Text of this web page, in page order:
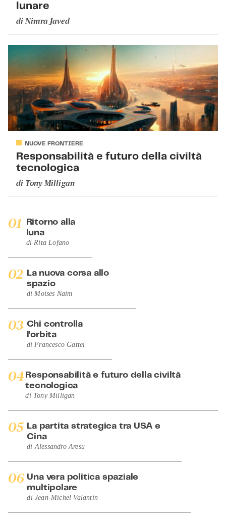
lunare
di Nimra Javed
NUOVE FRONTIERE
Responsabilità e futuro della civiltà
tecnologica
di Tony Milligan
01
Ritorno alla
luna
di Rita Lofano
02
La nuova corsa allo
spazio
di Moises Naim
03 Chi controlla
l'orbita
di Francesco Gattei
04 Responsabilità e futuro della civiltà
tecnologica
di Tony Milligan
05 La partita strategica tra USA e
Cina
di Alessandro Aresu
06 Una vera politica spaziale
multipolare
di Jean-Michel Valantin